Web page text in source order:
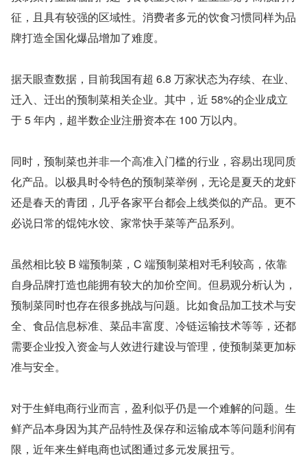
征，且具有较强的区域性。消费者多元的饮食习惯同样为品
牌打造全国化爆品增加了难度。
据天眼查数据，目前我国有超 6.8 万家状态为存续、在业、
迁入、迁出的预制菜相关企业。其中，近 58%的企业成立
于 5 年内，超半数企业注册资本在 100 万以内。
同时，预制菜也并非一个高准入门槛的行业，容易出现同质
化产品。以极具时令特色的预制菜举例，无论是夏天的龙虾
还是春天的青团，几乎各家平台都会上线类似的产品。更不
必说日常的馄饨水饺、家常快手菜等产品系列。
虽然相比较 B 端预制菜，C 端预制菜相对毛利较高，依靠
自身品牌打造也能拥有较大的加价空间。但易观分析认为，
预制菜同时也存在很多挑战与问题。比如食品加工技术与安
全、食品信息标准、菜品丰富度、冷链运输技术等等，还都
需要企业投入资金与人效进行建设与管理，使预制菜更加标
准与安全。
对于生鲜电商行业而言，盈利似乎仍是一个难解的问题。生
鲜产品本身因为其产品特性及保存和运输成本等问题利润有
限，近年来生鲜电商也试图通过多元发展扭亏。